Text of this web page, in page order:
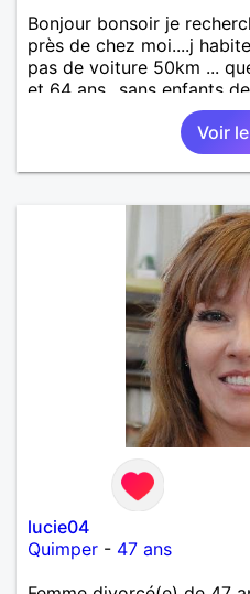
Bonjour bonsoir je
près de chez moi....j
pas de voiture 50km ...
et 64 ans...sans enfants
adultes et qui n aurait
une où plusieurs ex...si
recherche ecrivez moi je
Voir
lucie04
Quimper - 47 ans